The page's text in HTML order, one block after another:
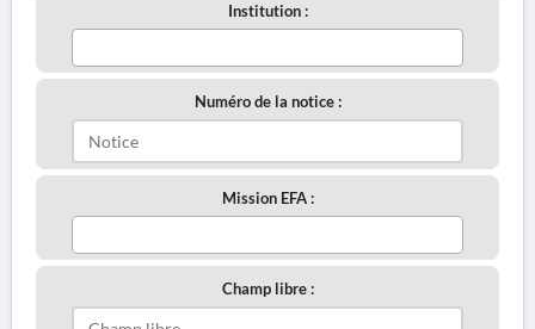
Institution :
Numéro de la notice :
Mission EFA :
Champ libre :